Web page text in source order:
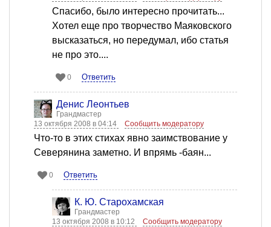
Спасибо, было интересно прочитать...
Хотел еще про творчество Маяковского
высказаться, но передумал, ибо статья
не про это....
0 Ответить
Денис Леонтьев
Грандмастер
13 октября 2008 в 04:14
Сообщить модератору
Что-то в этих стихах явно заимствование у
Северянина заметно. И впрямь -баян...
0 Ответить
К. Ю. Старохамская
Грандмастер
13 октября 2008 в 10:12
Сообщить модератору